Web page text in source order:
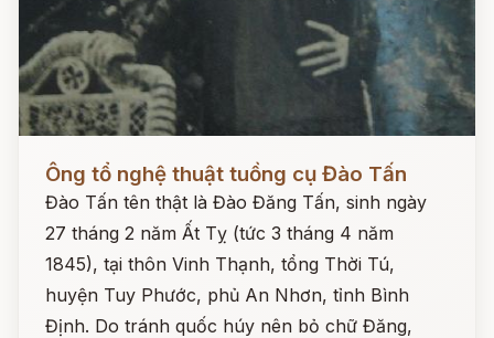
Đọc ngay
Ông tổ nghệ thuật tuồng cụ Đào Tấn
Đào Tấn tên thật là Đào Đăng Tấn, sinh ngày
27 tháng 2 năm Ất Tỵ (tức 3 tháng 4 năm
1845), tại thôn Vinh Thạnh, tổng Thời Tú,
huyện Tuy Phước, phủ An Nhơn, tỉnh Bình
Định. Do tránh quốc húy nên bỏ chữ Đăng,